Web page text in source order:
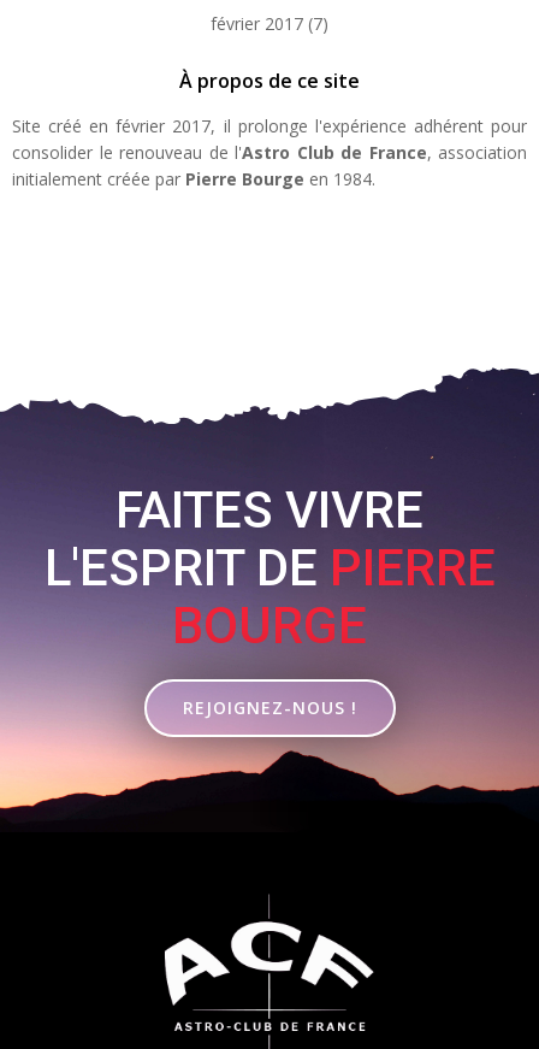
février 2017 (7)
À propos de ce site
Site créé en février 2017, il prolonge l'expérience adhérent pour
consolider le renouveau de l'Astro Club de France, association
initialement créée par Pierre Bourge en 1984.
FAITES VIVRE
L'ESPRIT DE PIERRE
BOURGE
REJOIGNEZ-NOUS !